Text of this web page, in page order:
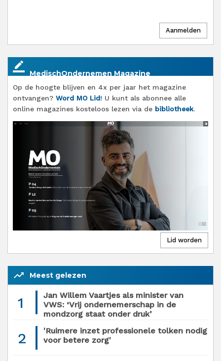
border_color
MedischOndernemen Magazine
Op de hoogte blijven en 4x per jaar het magazine
ontvangen? Word MO Lid! U kunt als abonnee alle
online magazines kosteloos lezen via de bibliotheek.
trending_up Meest gelezen
1
Jan Willem Vaartjes als minister van
VWS: ‘Vrij ondernemerschap in de
mondzorg staat onder druk’
2
'Ruimere inzet professionele tolken nodig
voor betere zorg'